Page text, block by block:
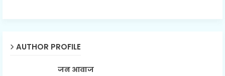
AUTHOR PROFILE
जन आवाज